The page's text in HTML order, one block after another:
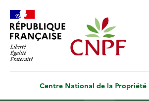
contenu
principal
Centre National de la Propriété